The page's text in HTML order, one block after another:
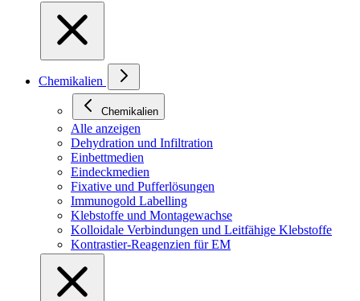
Chemikalien
Chemikalien
Alle anzeigen
Dehydration und Infiltration
Einbettmedien
Eindeckmedien
Fixative und Pufferlösungen
Immunogold Labelling
Klebstoffe und Montagewachse
Kolloidale Verbindungen und Leitfähige Klebstoffe
Kontrastier-Reagenzien für EM